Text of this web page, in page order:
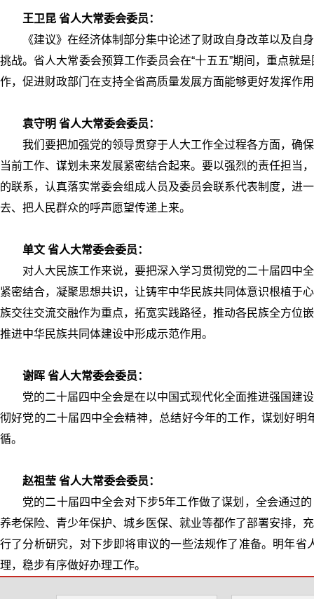
王卫昆 省人大常委会委员：
《建议》在经济体制部分集中论述了财政自身改革以及
挑战。省人大常委会预算工作委员会在“十五五”期间，重点就
作，促进财政部门在支持全省高质量发展方面能够更好发挥作
袁守明 省人大常委会委员：
我们要把加强党的领导贯穿于人大工作全过程各方面，确
当前工作、谋划未来发展紧密结合起来。要以强烈的责任担当
的联系，认真落实常委会组成人员及委员会联系代表制度，进
去、把人民群众的呼声愿望传递上来。
单文 省人大常委会委员：
对人大民族工作来说，要把深入学习贯彻党的二十届四中
紧密结合，凝聚思想共识，让铸牢中华民族共同体意识根植于
族交往交流交融作为重点，拓宽实践路径，推动各民族全方位
推进中华民族共同体建设中形成示范作用。
谢晖 省人大常委会委员：
党的二十届四中全会是在以中国式现代化全面推进强国建
彻好党的二十届四中全会精神，总结好今年的工作，谋划好
循。
赵祖莹 省人大常委会委员：
党的二十届四中全会对下步5年工作做了谋划，全会通过
养老保险、青少年保护、城乡医保、就业等都作了部署安排，
行了分析研究，对下步即将审议的一些法规作了准备。明年
理，稳步有序做好办理工作。